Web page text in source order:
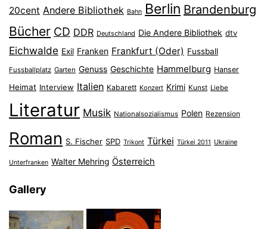
20cent Andere Bibliothek Bahn Berlin Brandenburg
Bücher CD DDR Deutschland Die Andere Bibliothek dtv
Eichwalde Exil Franken Frankfurt (Oder) Fussball
Fussballplatz Garten Genuss Geschichte Hammelburg Hanser
Heimat Interview Italien Kabarett Konzert Krimi Kunst Liebe
Literatur Musik Nationalsozialismus Polen Rezension
Roman S. Fischer SPD Trikont Türkei Türkei 2011 Ukraine
Unterfranken Walter Mehring Österreich
Gallery